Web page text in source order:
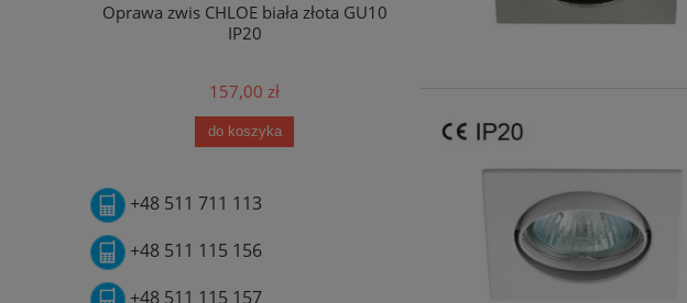
Oprawa zwis CHLOE biała złota GU10
IP20
157,00 zł
do koszyka
Plafon NYMPHEA 36W 230V CCT
do koszyka
+48 511 711 113
+48 511 115 156
+48 511 115 157